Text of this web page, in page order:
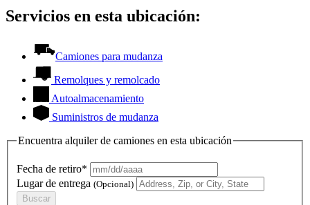
Servicios en esta ubicación:
Camiones para mudanza
Remolques y remolcado
Autoalmacenamiento
Suministros de mudanza
Encuentra alquiler de camiones en esta ubicación
Fecha de retiro*
Lugar de entrega (Opcional)
Buscar